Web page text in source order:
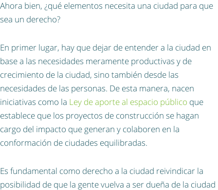
Ahora bien, ¿qué elementos necesita una ciudad para que
sea un derecho?
En primer lugar, hay que dejar de entender a la ciudad en
base a las necesidades meramente productivas y de
crecimiento de la ciudad, sino también desde las
necesidades de las personas. De esta manera, nacen
iniciativas como la Ley de aporte al espacio público que
establece que los proyectos de construcción se hagan
cargo del impacto que generan y colaboren en la
conformación de ciudades equilibradas.
Es fundamental como derecho a la ciudad reivindicar la
posibilidad de que la gente vuelva a ser dueña de la ciudad